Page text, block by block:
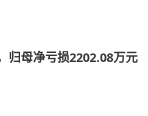
归母净亏损2202.08万元